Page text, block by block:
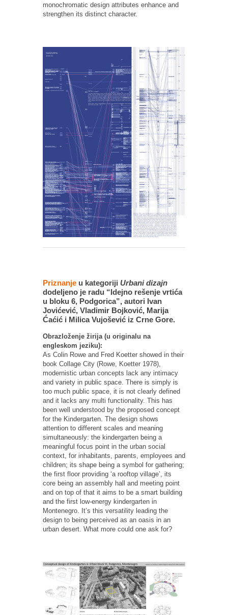
monochromatic design attributes enhance and
strengthen its distinct character.
Priznanje u kategoriji Urbani dizajn
dodeljeno je radu “Idejno rešenje vrtića
u bloku 6, Podgorica”, autori Ivan
Jovićević, Vladimir Bojković, Marija
Ćaćić i Milica Vujošević iz Crne Gore.
Obrazloženje žirija (u originalu na
engleskom jeziku):
As Colin Rowe and Fred Koetter showed in their
book Collage City (Rowe, Koetter 1978),
modernistic urban concepts lack any intimacy
and variety in public space. There is simply is
too much public space, it is not clearly defined
and it lacks any multi functionality. This has
been well understood by the proposed concept
for the Kindergarten. The design shows
attention to different scales and meaning
simultaneously: the kindergarten being a
meaningful focus point in the urban social
context, for inhabitants, parents, employees and
children; its shape being a symbol for gathering;
the first floor providing ‘a rooftop village’, its
core being an assembly hall and meeting point
and on top of that it aims to be a smart building
and the first low-energy kindergarten in
Montenegro. It’s this versatility leading the
design to being perceived as an oasis in an
urban desert. What more could one ask for?